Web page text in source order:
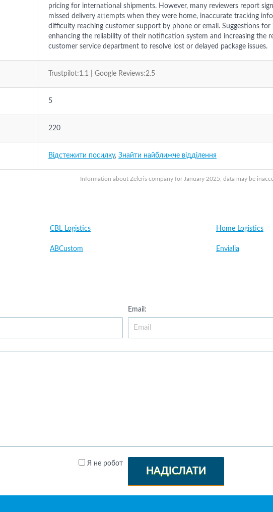
Information about Zeleris company for January 2025, data may be
pricing for international shipments. However, many reviewers report
missed delivery attempts when they were home, inaccurate tracking
difficulty reaching customer support by phone or email. Suggestions
enhancing the reliability of their notification system and increasing the
customer service department to resolve lost or delayed package issues.
Trustpilot:1.1 | Google Reviews:2.5
5
220
Відстежити посилку, Знайти найближче відділення
CBL Logistics Home Logistics
ABCustom Envialia
Email:
Я не робот
НАДІСЛАТИ